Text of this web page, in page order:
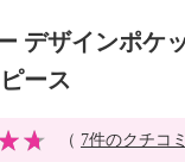
デザインポケ
ース
（ 7件のクチコミ